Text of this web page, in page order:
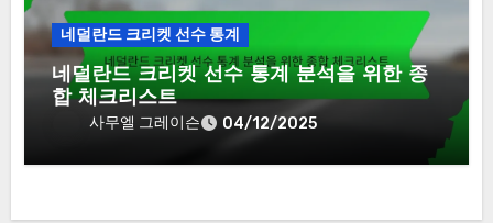
네덜란드 크리켓 선수 통계
네덜란드 크리켓 선수 통계 분석을 위한 종
합 체크리스트
사무엘 그레이슨 04/12/2025